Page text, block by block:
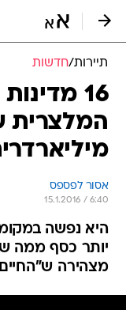
תיירות/חדשות
16
המלצרית
אסור לפספס
15.1.2016 / 6:40
היא נפשה
יותר כסף ממה
מצהירה